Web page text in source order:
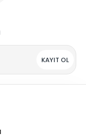
KAYIT OL